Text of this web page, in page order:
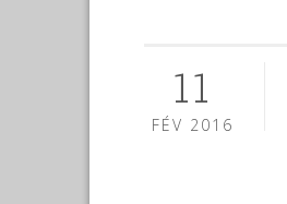
11
FÉV 2016